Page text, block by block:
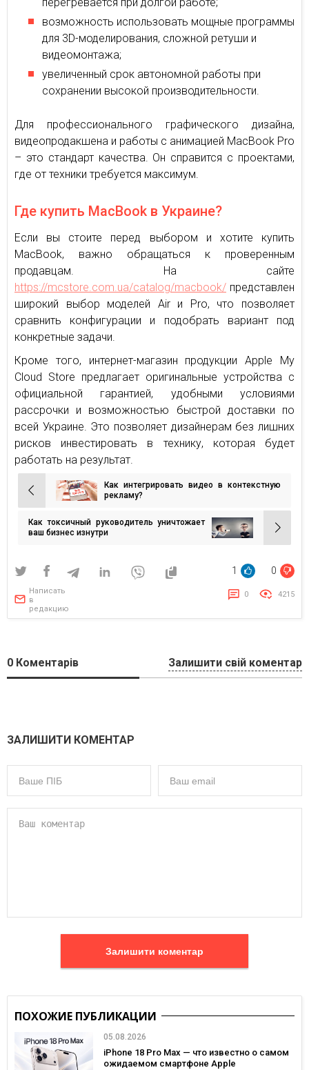
возможность использовать мощные программы
для 3D-моделирования, сложной ретуши и
видеомонтажа;
увеличенный срок автономной работы при
сохранении высокой производительности.
Для профессионального графического дизайна,
видеопродакшена и работы с анимацией MacBook Pro
– это стандарт качества. Он справится с проектами,
где от техники требуется максимум.
Где купить MacBook в Украине?
Если вы стоите перед выбором и хотите купить
MacBook, важно обращаться к проверенным
продавцам. На сайте
https://mcstore.com.ua/catalog/macbook/ представлен
широкий выбор моделей Air и Pro, что позволяет
сравнить конфигурации и подобрать вариант под
конкретные задачи.
Кроме того, интернет-магазин продукции Apple My
Cloud Store предлагает оригинальные устройства с
официальной гарантией, удобными условиями
рассрочки и возможностью быстрой доставки по
всей Украине. Это позволяет дизайнерам без лишних
рисков инвестировать в технику, которая будет
работать на результат.
Навигация
по
записям
Как интегрировать видео в контекстную
рекламу?
Как токсичный руководитель уничтожает
ваш бизнес изнутри
1 0
Написать
в
редакцию
0 4215
0 Коментарів Залишити свій коментар
ЗАЛИШИТИ КОМЕНТАР
Залишити коментар
ПОХОЖИЕ ПУБЛИКАЦИИ
05.08.2026
iPhone 18 Pro Max — что известно о самом
ожидаемом смартфоне Apple